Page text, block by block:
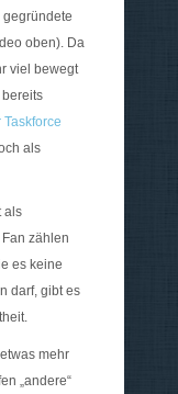
oben). Da
viel bewegt
Taskforce
als
als
zählen
es keine
darf, gibt es
mehr
„andere“